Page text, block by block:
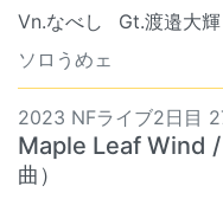
Vn.なべし Gt.渡邉大輝
ソロうめェ
2023 NFライブ2日目
Maple Leaf Wind /
曲）